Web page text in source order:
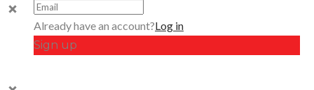
Already have an account?Log in
Sign up